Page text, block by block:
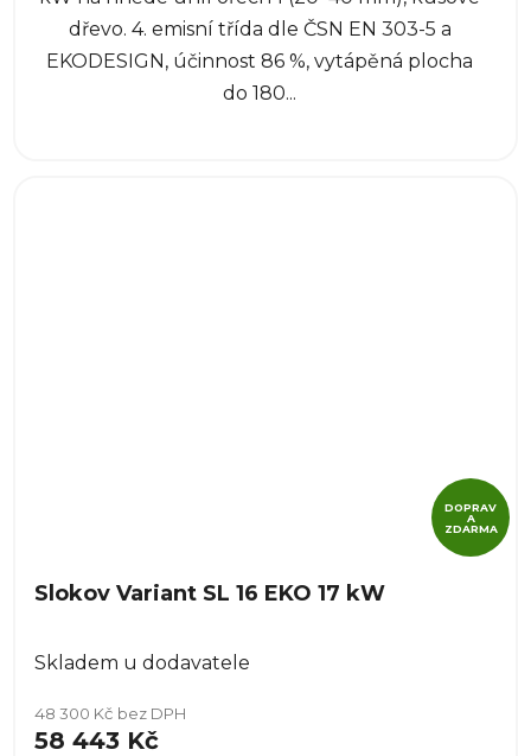
dřevo. 4. emisní třída dle ČSN EN 303-5 a
EKODESIGN, účinnost 86 %, vytápěná plocha
do 180...
DOPRAV
A
ZDARMA
Slokov Variant SL 16 EKO 17 kW
Skladem u dodavatele
48 300 Kč bez DPH
58 443 Kč